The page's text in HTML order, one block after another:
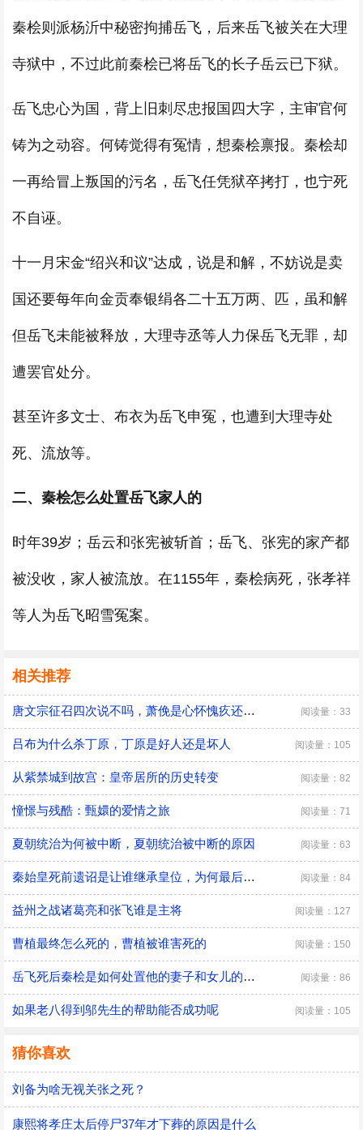
秦桧则派杨沂中秘密拘捕岳飞，后来岳飞被关在大理
寺狱中，不过此前秦桧已将岳飞的长子岳云已下狱。
岳飞忠心为国，背上旧刺尽忠报国四大字，主审官何
铸为之动容。何铸觉得有冤情，想秦桧禀报。秦桧却
一再给冒上叛国的污名，岳飞任凭狱卒拷打，也宁死
不自诬。
十一月宋金“绍兴和议”达成，说是和解，不妨说是卖
国还要每年向金贡奉银绢各二十五万两、匹，虽和解
但岳飞未能被释放，大理寺丞等人力保岳飞无罪，却
遭罢官处分。
甚至许多文士、布衣为岳飞申冤，也遭到大理寺处
死、流放等。
二、秦桧怎么处置岳飞家人的
时年39岁；岳云和张宪被斩首；岳飞、张宪的家产都
被没收，家人被流放。在1155年，秦桧病死，张孝祥
等人为岳飞昭雪冤案。
相关推荐
唐文宗征召四次说不吗，萧俛是心怀愧疚还是居功自傲 阅读量：33
吕布为什么杀丁原，丁原是好人还是坏人 阅读量：105
从紫禁城到故宫：皇帝居所的历史转变 阅读量：82
憧憬与残酷：甄嬛的爱情之旅 阅读量：71
夏朝统治为何被中断，夏朝统治被中断的原因 阅读量：63
秦始皇死前遗诏是让谁继承皇位，为何最后是胡亥继位 阅读量：84
益州之战诸葛亮和张飞谁是主将 阅读量：127
曹植最终怎么死的，曹植被谁害死的 阅读量：150
​岳飞死后秦桧是如何处置他的妻子和女儿的，秦桧怎么处置岳飞家人的 阅读量：86
如果老八得到邬先生的帮助能否成功呢 阅读量：105
猜你喜欢
刘备为啥无视关张之死？
康熙将孝庄太后停尸37年才下葬的原因是什么